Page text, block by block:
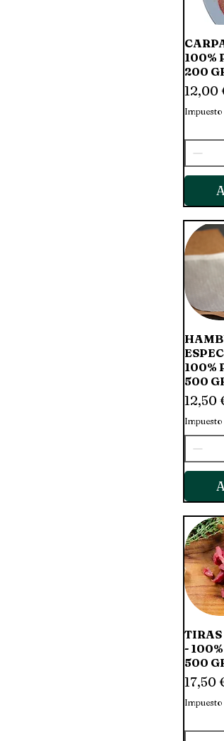
100%
200
Precio
12,00
100%
500
Precio
12,50
TIRAS
-
500
Precio
17,50